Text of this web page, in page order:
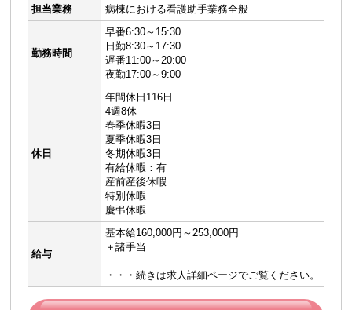
担当業務 病棟における看護助手業務全般
勤務時間
早番6:30～15:30
日勤8:30～17:30
遅番11:00～20:00
夜勤17:00～9:00
休日
年間休日116日
4週8休
春季休暇3日
夏季休暇3日
冬期休暇3日
有給休暇：有
産前産後休暇
特別休暇
慶弔休暇
給与
基本給160,000円～253,000円
＋諸手当
・・・続きは求人詳細ページでご覧ください。